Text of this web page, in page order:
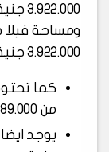
3.922.000 جنية
3.922.000 جنية
من 1.789.000 جنية